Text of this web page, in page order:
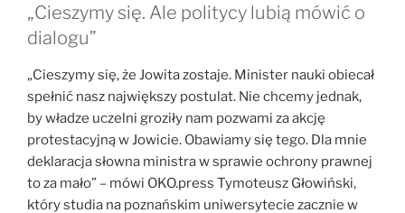
„Cieszymy się. Ale politycy lubią mówić o
dialogu”
„Cieszymy się, że Jowita zostaje. Minister nauki obiecał
spełnić nasz największy postulat. Nie chcemy jednak,
by władze uczelni groziły nam pozwami za akcję
protestacyjną w Jowicie. Obawiamy się tego. Dla mnie
deklaracja słowna ministra w sprawie ochrony prawnej
to za mało” – mówi OKO.press Tymoteusz Głowiński,
który studia na poznańskim uniwersytecie zacznie w